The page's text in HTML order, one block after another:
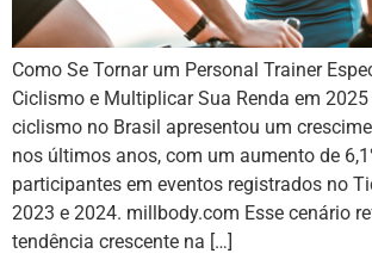
Como Se Tornar um Personal Trainer
Ciclismo e Multiplicar Sua Renda em
ciclismo no Brasil apresentou um
nos últimos anos, com um aumento de
participantes em eventos registrados no
2023 e 2024. millbody.com Esse cenário
tendência crescente na […]